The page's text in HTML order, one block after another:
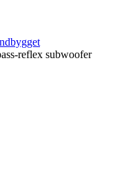
reflex subwoofer